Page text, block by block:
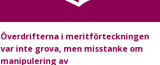
Överdrifterna i meritförteckningen
var inte grova, men misstanke om
manipulering av